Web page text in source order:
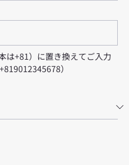
は+81）に置き換えてご入力
）